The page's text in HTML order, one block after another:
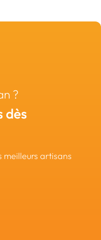
?
dès
meilleurs artisans